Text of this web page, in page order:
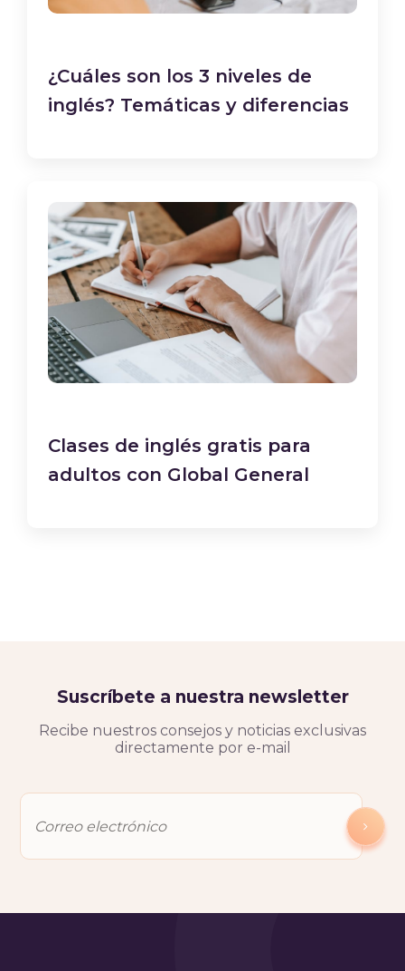
¿Cuáles son los 3 niveles de
inglés? Temáticas y diferencias
Clases de inglés gratis para
adultos con Global General
Suscríbete a nuestra newsletter
Recibe nuestros consejos y noticias exclusivas
directamente por e-mail